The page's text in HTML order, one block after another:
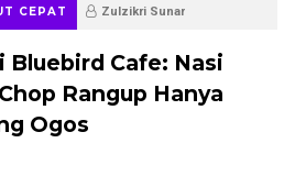
CEPAT Zulzikri Sunar
Bluebird Cafe: Nasi
Rangup Hanya
Ogos